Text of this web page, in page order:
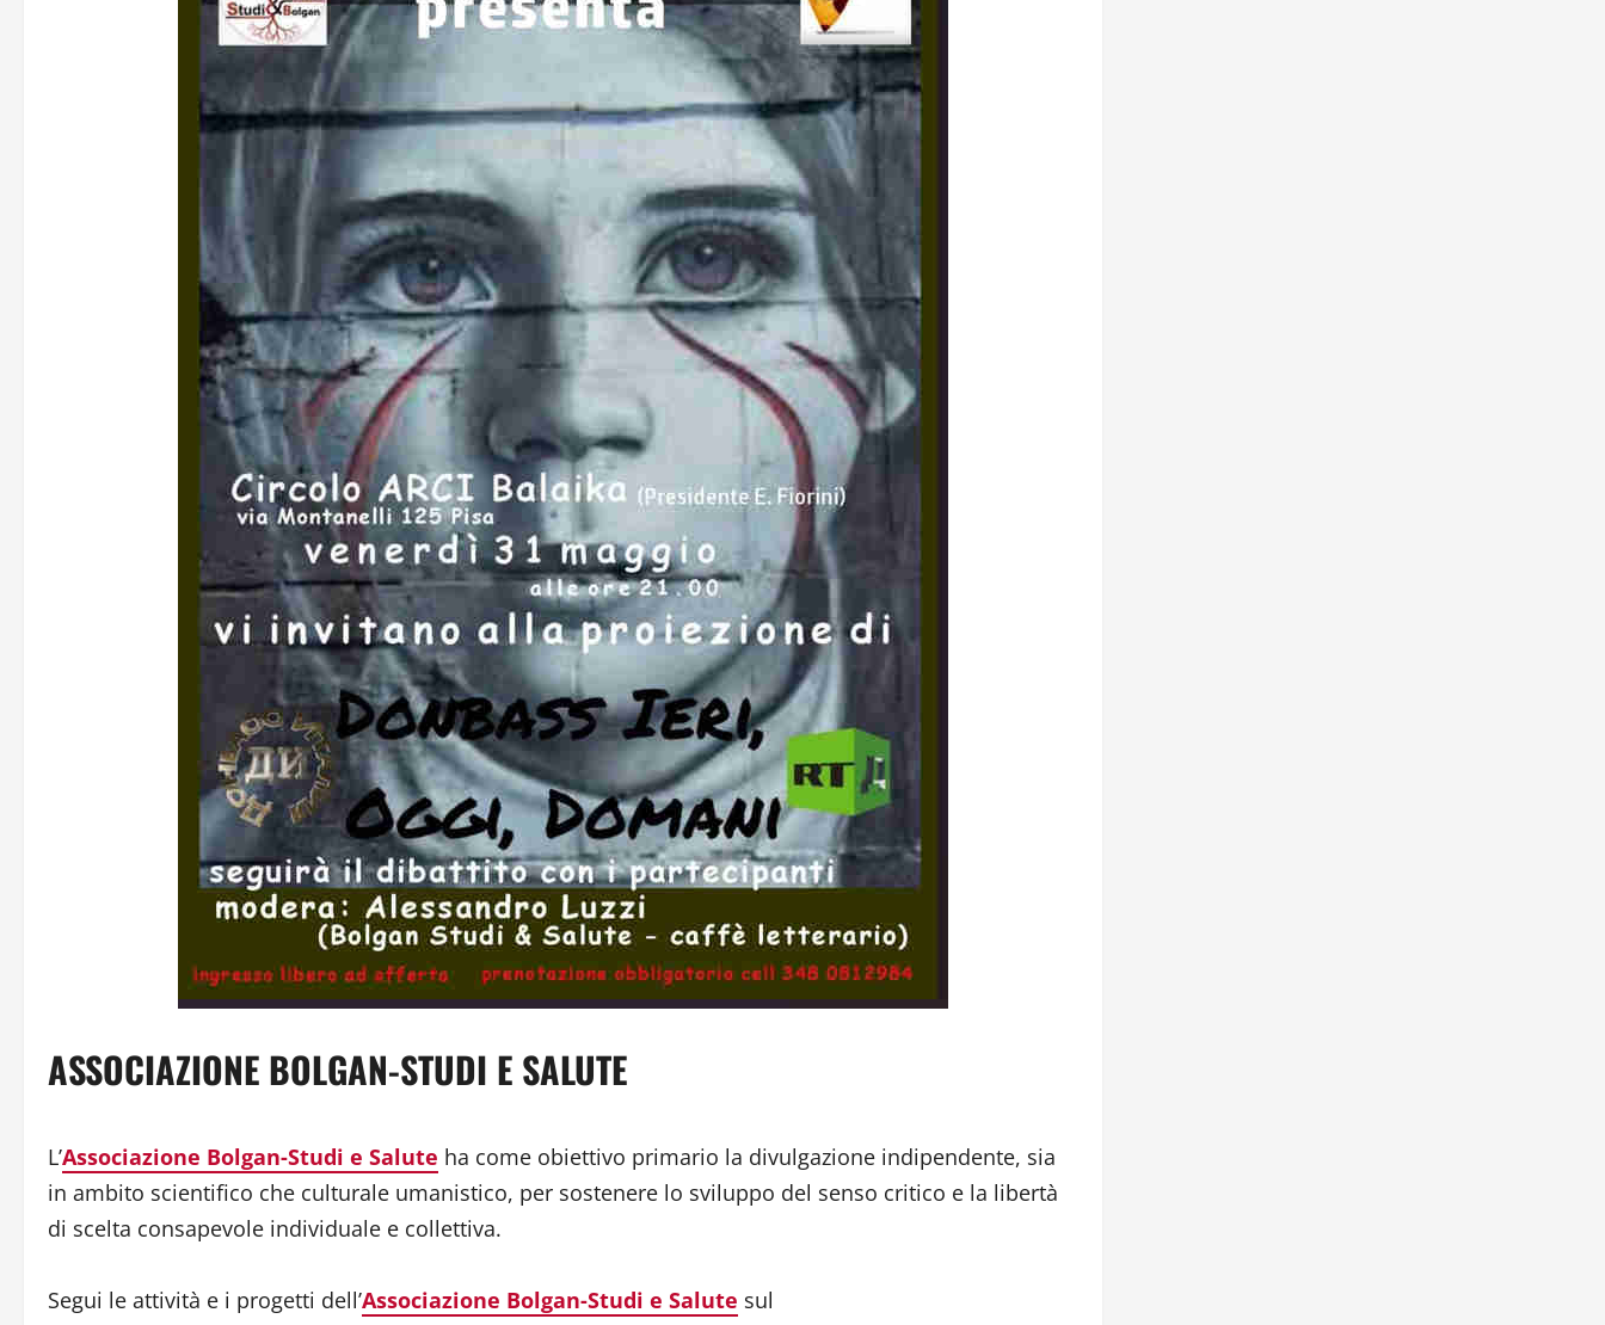
ASSOCIAZIONE BOLGAN-STUDI E SALUTE
L’Associazione Bolgan-Studi e Salute ha come obiettivo primario la divulgazione indipendente, sia
in ambito scientifico che culturale umanistico, per sostenere lo sviluppo del senso critico e la libertà
di scelta consapevole individuale e collettiva.
Segui le attività e i progetti dell’Associazione Bolgan-Studi e Salute sul